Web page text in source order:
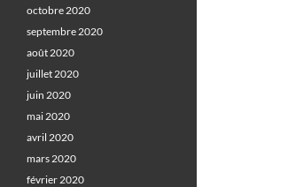
octobre 2020
septembre 2020
août 2020
juillet 2020
juin 2020
mai 2020
avril 2020
mars 2020
février 2020